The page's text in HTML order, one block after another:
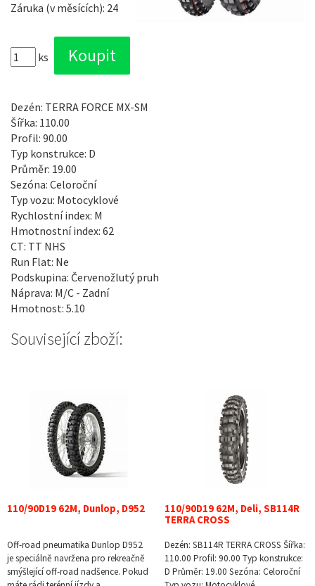
Záruka (v měsících): 24
ks
Dezén: TERRA FORCE MX-SM
Šířka: 110.00
Profil: 90.00
Typ konstrukce: D
Průměr: 19.00
Sezóna: Celoroční
Typ vozu: Motocyklové
Rychlostní index: M
Hmotnostní index: 62
CT: TT NHS
Run Flat: Ne
Podskupina: Červenožlutý pruh
Náprava: M/C - Zadní
Hmotnost: 5.10
Související zboží:
110/90D19 62M, Dunlop, D952
Off-road pneumatika Dunlop D952
je speciálně navržena pro rekreačně
smýšlející off-road nadšence. Pokud
110/90D19 62M, Deli, SB114R
TERRA CROSS
Dezén: SB114R TERRA CROSS Šířka:
110.00 Profil: 90.00 Typ konstrukce:
D Průměr: 19.00 Sezóna: Celoroční